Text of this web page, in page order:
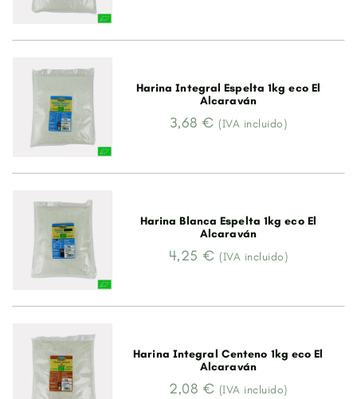
Harina Integral Espelta 1kg eco El
Alcaraván
3,68 €(IVA incluido)
Harina Blanca Espelta 1kg eco El
Alcaraván
4,25 €(IVA incluido)
Harina Integral Centeno 1kg eco El
Alcaraván
2,08 € (IVA incluido)